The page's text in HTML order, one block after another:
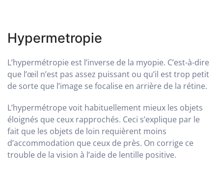
Hypermetropie
L’hypermétropie est l’inverse de la myopie. C’est-à-dire
que l’œil n’est pas assez puissant ou qu’il est trop petit
de sorte que l’image se focalise en arrière de la rétine.
L’hypermétrope voit habituellement mieux les objets
éloignés que ceux rapprochés. Ceci s’explique par le
fait que les objets de loin requièrent moins
d’accommodation que ceux de près. On corrige ce
trouble de la vision à l’aide de lentille positive.